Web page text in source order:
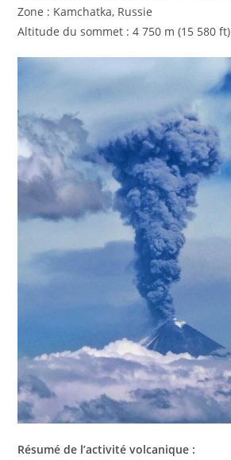
Zone : Kamchatka, Russie
Altitude du sommet : 4 750 m (15 580 ft)
Résumé de l’activité volcanique :